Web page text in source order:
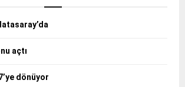
açtı
dönüyor